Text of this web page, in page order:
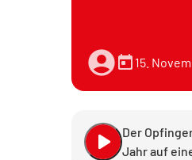
account_circletoday 15.
play_arrow
Der
Jahr auf